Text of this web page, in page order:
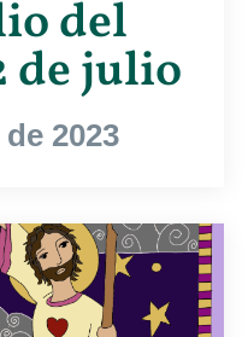
del
de julio
2023